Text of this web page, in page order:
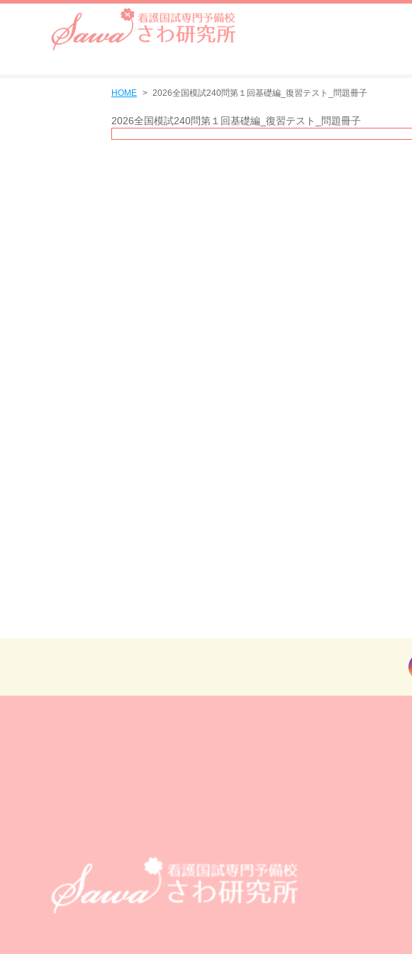
HOME 2026全国模試240問第１回基礎編_復習テスト_問題冊子
2026全国模試240問第１回基礎編_復習テスト_問題冊子